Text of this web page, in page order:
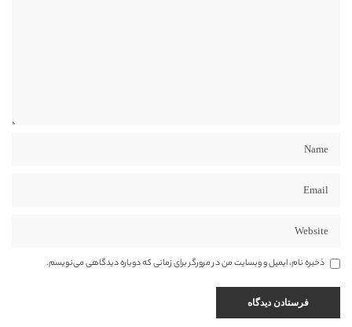
ذخیره نام، ایمیل و وبسایت من در مرورگر برای زمانی که دوباره دیدگاهی می‌نویسم.